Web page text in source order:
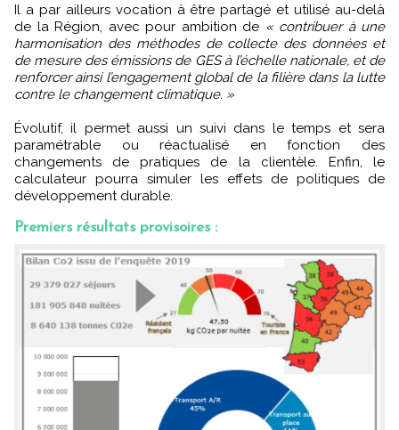
Il a par ailleurs vocation à être partagé et utilisé au-delà
de la Région, avec pour ambition de « contribuer à une
harmonisation des méthodes de collecte des données et
de mesure des émissions de GES à l’échelle nationale, et de
renforcer ainsi l’engagement global de la filière dans la lutte
contre le changement climatique. »
Évolutif, il permet aussi un suivi dans le temps et sera
paramétrable ou réactualisé en fonction des
changements de pratiques de la clientèle. Enfin, le
calculateur pourra simuler les effets de politiques de
développement durable.
Premiers résultats provisoires :